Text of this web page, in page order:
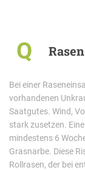
Q
Bei einer
vorhandenen
Saatgutes. Wind,
stark zusetzen.
mindestens 6
Grasnarbe. Diese
Rollrasen, der bei